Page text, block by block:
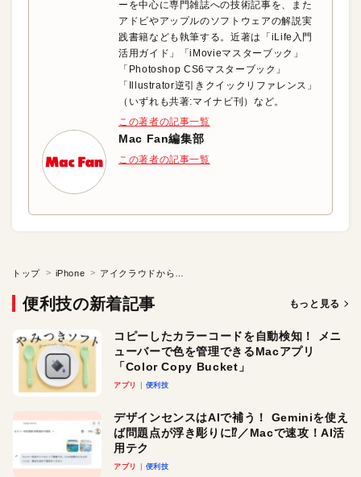
ーを中心に専門雑誌への技術記事を、また
アドビやアップルのソフトウェアの解説実
践書籍なども執筆する。近著は「iLife入門
活用ガイド」「iMovieマスターブック」
「Photoshop CS6マスターブック」
「Illustrator逆引きクイックリファレンス」
（いずれも共著:マイナビ刊）など。
この著者の記事一覧
Mac Fan編集部
この著者の記事一覧
トップ iPhone
便利技の新着記事 もっと見る
コピーしたカラーコードを自動検知！ メニ
ューバーで色を管理できるMacアプリ
「Color Copy Bucket」
アプリ 便利技
デザインセンスはAIで補う！ Geminiを使え
ば問題点が浮き彫りに⁉︎／Macで速攻！AI活
用テク
アプリ 便利技